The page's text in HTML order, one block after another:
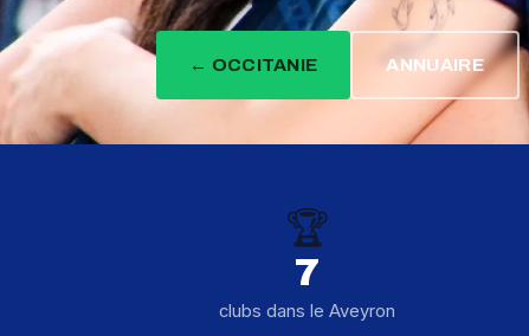
← OCCITANIE ANNUAIRE
🏆
7
clubs dans le Aveyron